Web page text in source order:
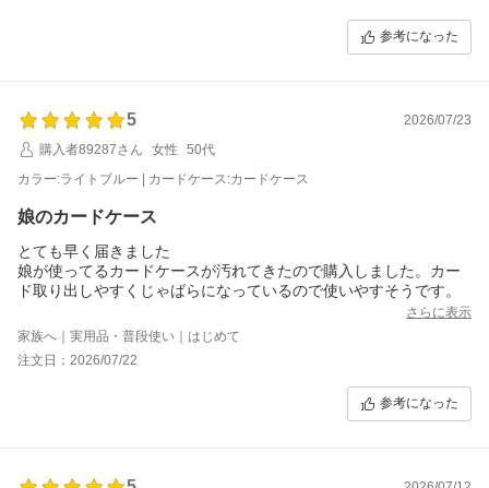
参考になった
5
2026/07/23
購入者89287さん
女性
50代
カラー:ライトブルー | カードケース:カードケース
娘のカードケース
とても早く届きました
娘が使ってるカードケースが汚れてきたので購入しました。カー
ド取り出しやすくじゃばらになっているので使いやすそうです。
さらに表示
家族へ｜実用品・普段使い｜はじめて
注文日：2026/07/22
参考になった